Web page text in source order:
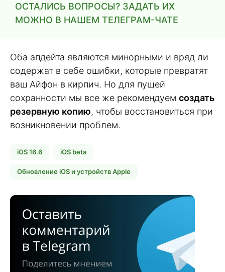
ОСТАЛИСЬ ВОПРОСЫ? ЗАДАТЬ ИХ
МОЖНО В НАШЕМ ТЕЛЕГРАМ-ЧАТЕ
Оба апдейта являются минорными и вряд ли
содержат в себе ошибки, которые превратят
ваш Айфон в кирпич. Но для пущей
сохранности мы все же рекомендуем создать
резервную копию, чтобы восстановиться при
возникновении проблем.
iOS 16.6 iOS beta
Обновление iOS и устройств Apple